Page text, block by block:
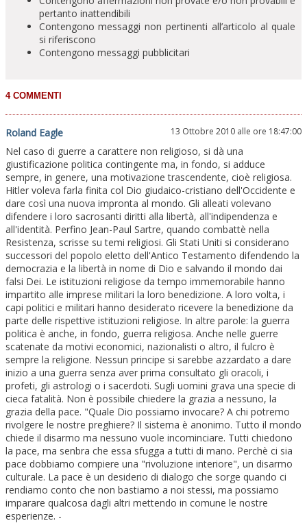
pertanto inattendibili
Contengono messaggi non pertinenti all’articolo al quale
si riferiscono
Contengono messaggi pubblicitari
Roland Eagle 13 Ottobre 2010 alle ore 18:47:00
Nel caso di guerre a carattere non religioso, si dà una
giustificazione politica contingente ma, in fondo, si adduce
sempre, in genere, una motivazione trascendente, cioè religiosa.
Hitler voleva farla finita col Dio giudaico-cristiano dell'Occidente e
dare così una nuova impronta al mondo. Gli alleati volevano
difendere i loro sacrosanti diritti alla libertà, all'indipendenza e
all'identità. Perfino Jean-Paul Sartre, quando combattè nella
Resistenza, scrisse su temi religiosi. Gli Stati Uniti si considerano
successori del popolo eletto dell'Antico Testamento difendendo la
democrazia e la libertà in nome di Dio e salvando il mondo dai
falsi Dei. Le istituzioni religiose da tempo immemorabile hanno
impartito alle imprese militari la loro benedizione. A loro volta, i
capi politici e militari hanno desiderato ricevere la benedizione da
parte delle rispettive istituzioni religiose. In altre parole: la guerra
politica è anche, in fondo, guerra religiosa. Anche nelle guerre
scatenate da motivi economici, nazionalisti o altro, il fulcro è
sempre la religione. Nessun principe si sarebbe azzardato a dare
inizio a una guerra senza aver prima consultato gli oracoli, i
profeti, gli astrologi o i sacerdoti. Sugli uomini grava una specie di
cieca fatalità. Non è possibile chiedere la grazia a nessuno, la
grazia della pace. "Quale Dio possiamo invocare? A chi potremo
rivolgere le nostre preghiere? Il sistema è anonimo. Tutto il mondo
chiede il disarmo ma nessuno vuole incominciare. Tutti chiedono
la pace, ma senbra che essa sfugga a tutti di mano. Perchè ci sia
pace dobbiamo compiere una "rivoluzione interiore", un disarmo
culturale. La pace è un desiderio di dialogo che sorge quando ci
rendiamo conto che non bastiamo a noi stessi, ma possiamo
imparare qualcosa dagli altri mettendo in comune le nostre
esperienze. -